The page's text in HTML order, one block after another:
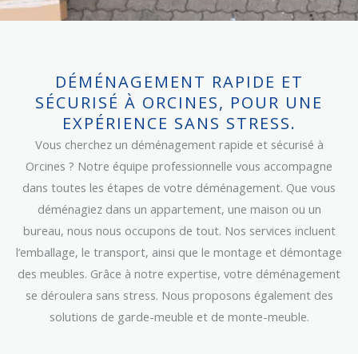
DÉMÉNAGEMENT RAPIDE ET
SÉCURISÉ À ORCINES, POUR UNE
EXPÉRIENCE SANS STRESS.
Vous cherchez un déménagement rapide et sécurisé à
Orcines ? Notre équipe professionnelle vous accompagne
dans toutes les étapes de votre déménagement. Que vous
déménagiez dans un appartement, une maison ou un
bureau, nous nous occupons de tout. Nos services incluent
l’emballage, le transport, ainsi que le montage et démontage
des meubles. Grâce à notre expertise, votre déménagement
se déroulera sans stress. Nous proposons également des
solutions de garde-meuble et de monte-meuble.